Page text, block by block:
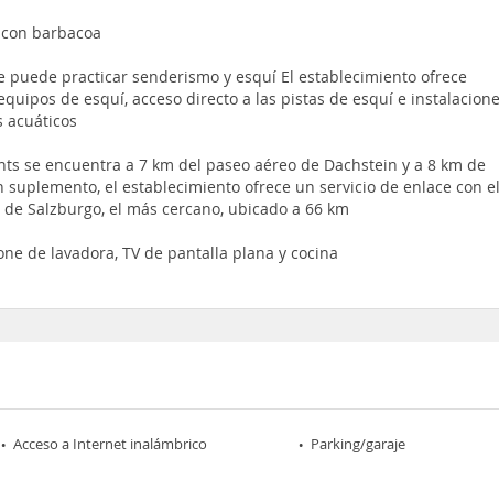
barbacoa
puede practicar senderismo y esquí El establecimiento ofrece
de esquí, acceso directo a las pistas de esquí e
acuáticos
se encuentra a 7 km del paseo aéreo de Dachstein y a 8 km de
suplemento, el establecimiento ofrece un servicio de enlace con el
Salzburgo, el más cercano, ubicado a 66 km
de lavadora, TV de pantalla plana y cocina
Acceso a Internet inalámbrico Parking/garaje